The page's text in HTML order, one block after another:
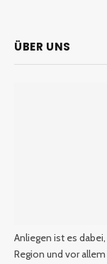
ÜBER UNS
Anliegen ist es
Region und vor